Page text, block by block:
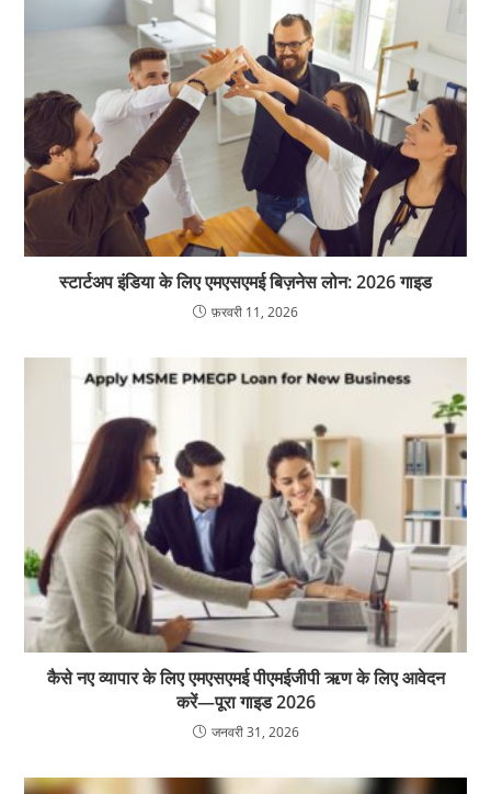
स्टार्टअप इंडिया के लिए एमएसएमई बिज़नेस लोन: 2026 गाइड
फ़रवरी 11, 2026
कैसे नए व्यापार के लिए एमएसएमई पीएमईजीपी ऋण के लिए आवेदन
करें—पूरा गाइड 2026
जनवरी 31, 2026